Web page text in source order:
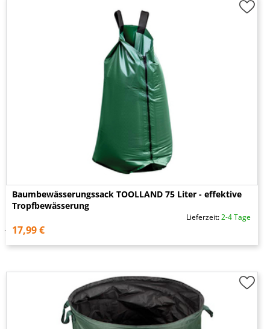
Baumbewässerungssack TOOLLAND 75 Liter - effektive
Tropfbewässerung
Lieferzeit:2-4 Tage
17,99 €